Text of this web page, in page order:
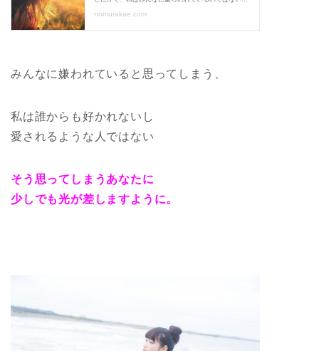
みんなに嫌われていると思ってしまう、
私は誰からも好かれないし
愛されるような人ではない
そう思ってしまうあなたに
少しでも光が差しますように。